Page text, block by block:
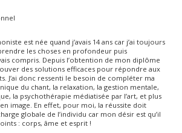
est née quand j’avais 14 ans car j’ai toujours
les choses en profondeur puis
compris. Depuis l’obtention de mon diplôme
des solutions efficaces pour répondre aux
J’ai donc ressenti le besoin de compléter ma
du chant, la relaxation, la gestion mentale,
la psychothérapie médiatisée par l’art, et plus
image. En effet, pour moi, la réussite doit
globale de l’individu car mon désir est qu’il
: corps, âme et esprit !